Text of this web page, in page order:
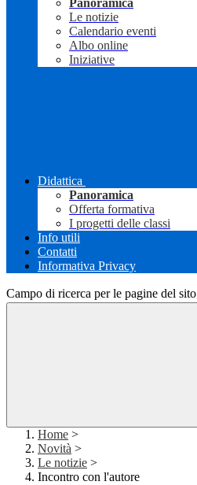
Panoramica
Le notizie
Calendario eventi
Albo online
Iniziative
Didattica
Panoramica
Offerta formativa
I progetti delle classi
Info utili
Contatti
Informativa Privacy
Campo di ricerca per le pagine del sito
Home >
Novità >
Le notizie >
Incontro con l'autore